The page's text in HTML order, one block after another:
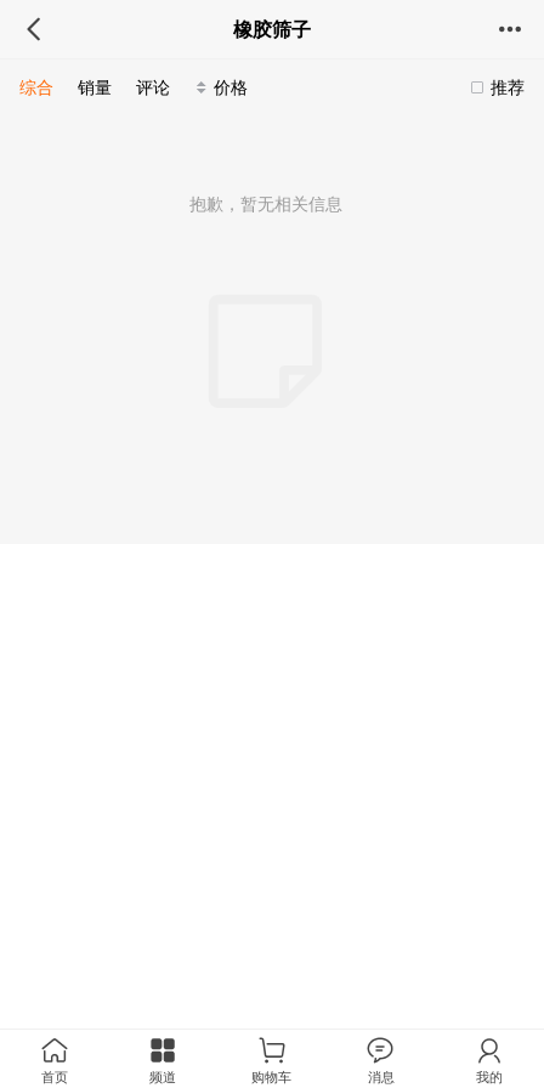
橡胶筛子
推荐
综合 销量 评论 价格
抱歉，暂无相关信息
首页 频道 购物车 消息 我的